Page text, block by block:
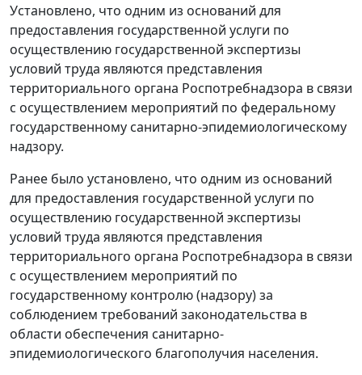
Установлено, что одним из оснований для
предоставления государственной услуги по
осуществлению государственной экспертизы
условий труда являются представления
территориального органа Роспотребнадзора в связи
с осуществлением мероприятий по федеральному
государственному санитарно-эпидемиологическому
надзору.
Ранее было установлено, что одним из оснований
для предоставления государственной услуги по
осуществлению государственной экспертизы
условий труда являются представления
территориального органа Роспотребнадзора в связи
с осуществлением мероприятий по
государственному контролю (надзору) за
соблюдением требований законодательства в
области обеспечения санитарно-
эпидемиологического благополучия населения.